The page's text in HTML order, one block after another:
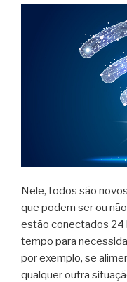
Nele, todos são
que podem ser ou
estão conectados 24
tempo para
por exemplo, se
qualquer outra